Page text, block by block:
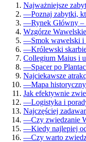
Najważniejsze
—Poznaj zabytki,
—Rynek Główny
Wzgórze
—Smok wawelski i
—Królewski
Collegium Maius i
—Spacer po
Najciekawsze
—Mapa
Jak efektywnie
—Logistyka i
Najczęściej
—Czy zwiedzanie
—Kiedy najlepiej
—Czy warto